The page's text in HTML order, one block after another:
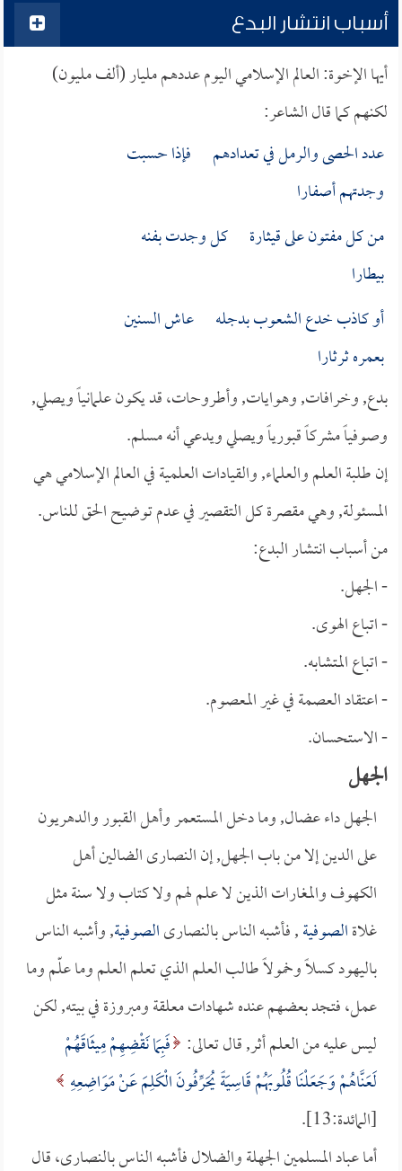
أسباب انتشار البدع
أيها الإخوة: العالم الإسلامي اليوم عددهم مليار (ألف مليون)
لكنهم كما قال الشاعر:
عدد الحصى والرمل في تعدادهم فإذا حسبت
وجدتهم أصفارا
من كل مفتون على قيثارة كل وجدت بفنه
بيطارا
أو كاذب خدع الشعوب بدجله عاش السنين
بعمره ثرثارا
بدع, وخرافات, وهوايات, وأطروحات، قد يكون علمانياً ويصلي,
وصوفياً مشركاً قبورياً ويصلي ويدعي أنه مسلم.
إن طلبة العلم والعلماء, والقيادات العلمية في العالم الإسلامي هي
المسئولة, وهي مقصرة كل التقصير في عدم توضيح الحق للناس.
من أسباب انتشار البدع:
- الجهل.
- اتباع الهوى.
- اتباع المتشابه.
- اعتقاد العصمة في غير المعصوم.
- الاستحسان.
الجهل
الجهل داء عضال, وما دخل المستعمر وأهل القبور والدهريون
على الدين إلا من باب الجهل, إن النصارى الضالين أهل
الكهوف والمغارات الذين لا علم لهم ولا كتاب ولا سنة مثل
غلاةالصوفية, فأشبه الناس بالنصارىالصوفية, وأشبه الناس
باليهود كسلاً وخمولاً طالب العلم الذي تعلم العلم وما علّم وما
عمل، فتجد بعضهم عنده شهادات معلقة ومبروزة في بيته, لكن
ليس عليه من العلم أثر, قال تعالى: فَبِمَا نَقْضِهِمْ مِيثَاقَهُمْ
لَعَنَّاهُمْ وَجَعَلْنَا قُلُوبَهُمْ قَاسِيَةً يُحَرِّفُونَ الْكَلِمَ عَنْ مَوَاضِعِهِ
[المائدة:13].
أما عباد المسلمين الجهلة والضلال فأشبه الناس بالنصارى، قال